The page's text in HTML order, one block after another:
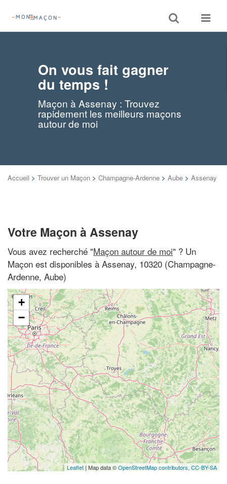
Toggle
search
Toggle
On vous fait gagner
du temps !
Maçon à Assenay : Trouvez
rapidement les meilleurs maçons
autour de moi
Accueil > Trouver un Maçon > Champagne-Ardenne > Aube > Assenay
Votre Maçon à Assenay
Vous avez recherché "Maçon autour de moi" ? Un
Maçon est disponibles à Assenay, 10320 (Champagne-
Ardenne, Aube)
+
−
Leaflet | Map data ©OpenStreetMap contributors, CC-BY-SA